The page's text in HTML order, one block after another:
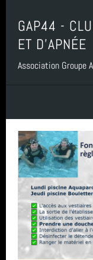
GAP44 -
ET D'APNÉE
Association Groupe